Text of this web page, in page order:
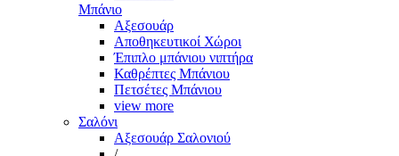
Μπάνιο
Αξεσουάρ
Αποθηκευτικοί Χώροι
Έπιπλο μπάνιου νιπτήρα
Καθρέπτες Μπάνιου
Πετσέτες Μπάνιου
view more
Σαλόνι
Αξεσουάρ Σαλονιού